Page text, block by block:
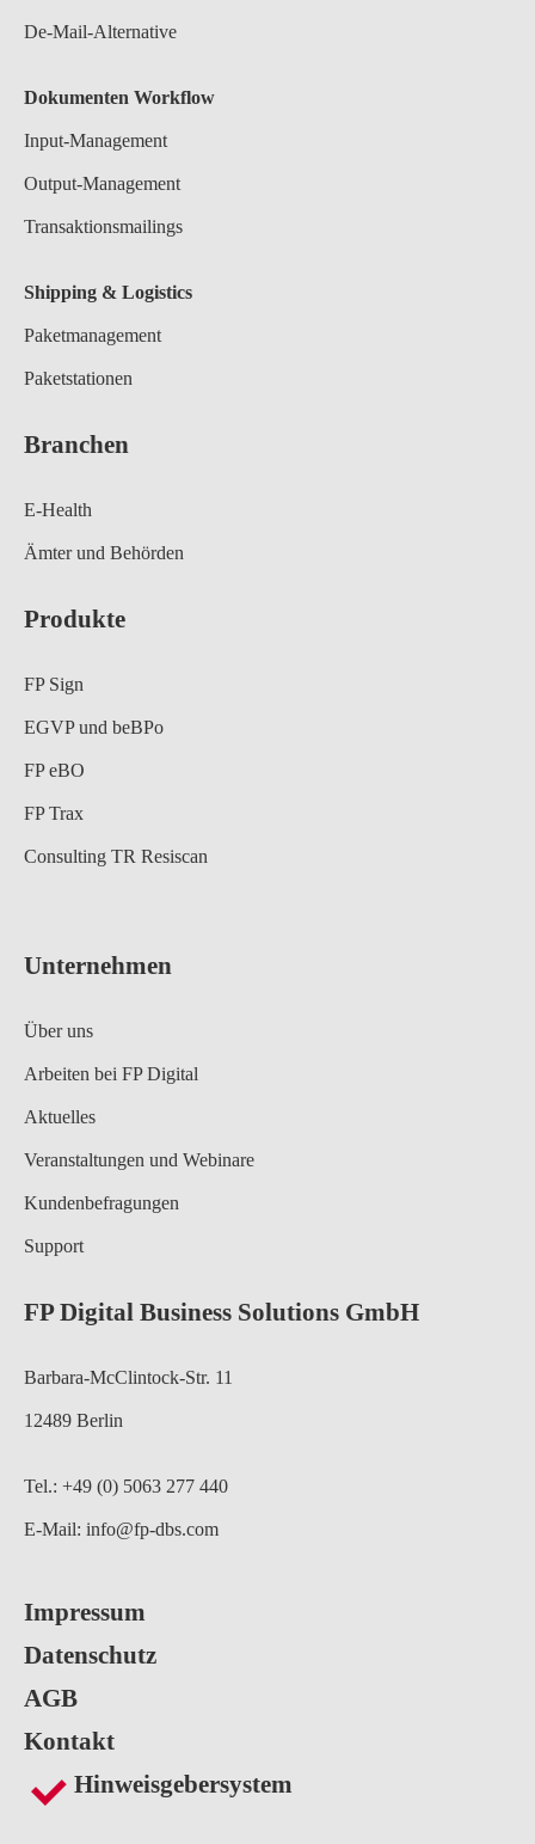
De-Mail-Alternative
Dokumenten Workflow
Input-Management
Output-Management
Transaktionsmailings
Shipping & Logistics
Paketmanagement
Paketstationen
Branchen
E-Health
Ämter und Behörden
Produkte
FP Sign
EGVP und beBPo
FP eBO
FP Trax
Consulting TR Resiscan
Unternehmen
Über uns
Arbeiten bei FP Digital
Aktuelles
Veranstaltungen und Webinare
Kundenbefragungen
Support
FP Digital Business Solutions GmbH
Barbara-McClintock-Str. 11
12489 Berlin
Tel.: +49 (0) 5063 277 440
E-Mail: info@fp-dbs.com
Impressum
Datenschutz
AGB
Kontakt
Hinweisgebersystem